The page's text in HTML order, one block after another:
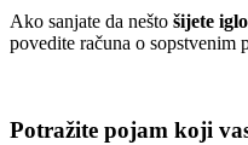
Ako sanjate da nešto šijete
povedite računa o sopstvenim
Potražite pojam koji